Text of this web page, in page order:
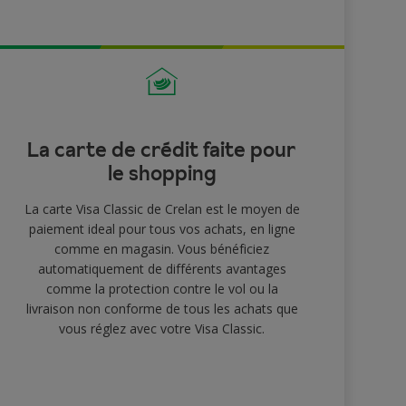
La carte de crédit faite pour
le shopping
La carte Visa Classic de Crelan est le moyen de
paiement ideal pour tous vos achats, en ligne
comme en magasin. Vous bénéficiez
automatiquement de différents avantages
comme la protection contre le vol ou la
livraison non conforme de tous les achats que
vous réglez avec votre Visa Classic.